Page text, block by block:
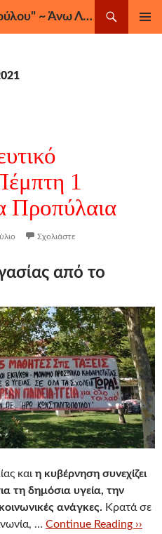
ΣΕΠΕ "Ηρώ Κωνσταντοπούλου" ~ Άνω Λιόσια, Ζεφύρι, Φυλή
1
Προπύλαια
Σχολιάστε
από το
και η κυβέρνηση συνεχίζει
τη δημόσια υγεία, την
ανάγκες. Κρατά σε
… Continue Reading ››